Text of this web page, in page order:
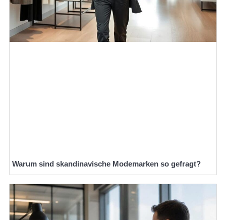
Warum sind skandinavische Modemarken so gefragt?